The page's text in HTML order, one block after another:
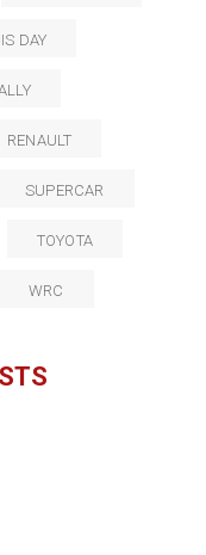
DAY
RENAULT
SUPERCAR
TOYOTA
WRC